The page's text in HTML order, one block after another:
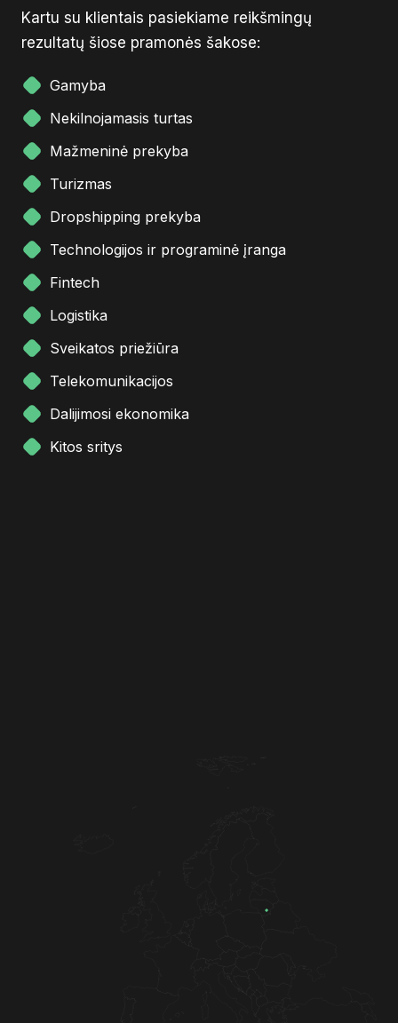
Kartu su klientais pasiekiame reikšmingų
rezultatų šiose pramonės šakose:
Gamyba
Nekilnojamasis turtas
Mažmeninė prekyba
Turizmas
Dropshipping prekyba
Technologijos ir programinė įranga
Fintech
Logistika
Sveikatos priežiūra
Telekomunikacijos
Dalijimosi ekonomika
Kitos sritys